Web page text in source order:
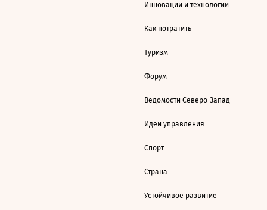
Инновации и технологии
Как потратить
Туризм
Форум
Ведомости Северо-Запад
Идеи управления
Спорт
Страна
Устойчивое развитие